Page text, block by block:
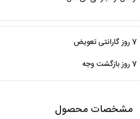
7 روز گارانتی تعویض
7 روز بازگشت وجه
مشخصات محصول